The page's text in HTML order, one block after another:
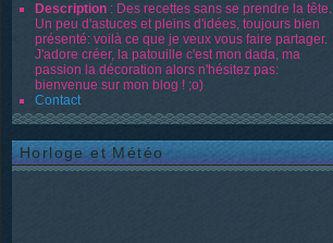
Description : Des recettes sans se prendre la tête.
Un peu d'astuces et pleins d'idées, toujours bien
présenté: voilà ce que je veux vous faire partager.
J'adore créer, la patouille c'est mon dada, ma
passion la décoration alors n'hésitez pas:
bienvenue sur mon blog ! ;o)
Contact
Horloge et Météo